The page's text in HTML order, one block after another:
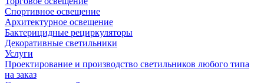
Спортивное освещение
Архитектурное освещение
Бактерицидные рециркуляторы
Декоративные светильники
Услуги
Проектирование и производство светильников любого типа
на заказ